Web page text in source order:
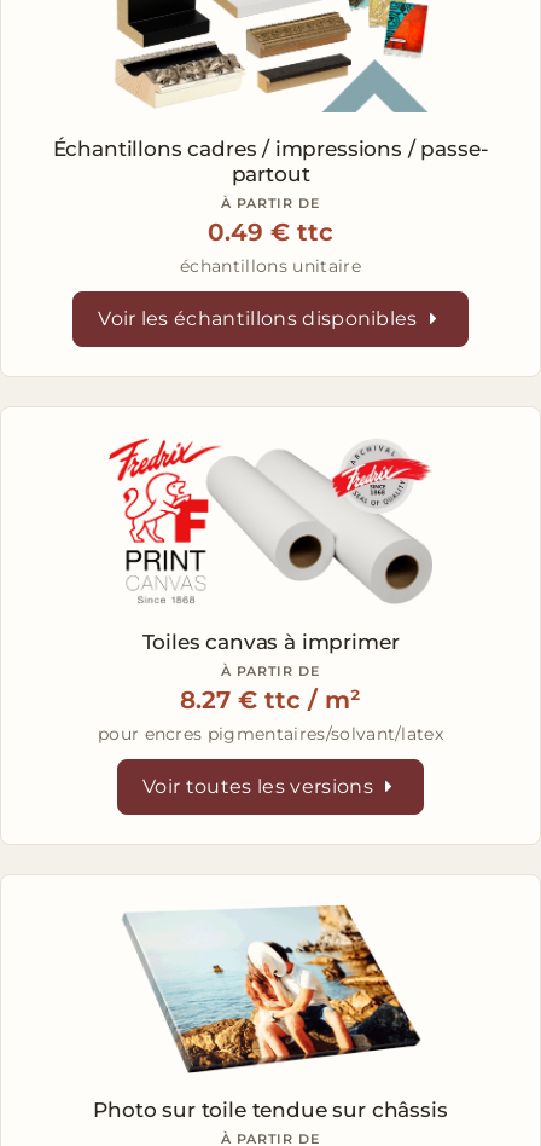
Échantillonscadres / impressions / passe-
partout
À PARTIR DE
0.49 € ttc
échantillons unitaire
Voir les échantillons disponibles
Toiles canvasà imprimer
À PARTIR DE
8.27 € ttc / m²
pour encres pigmentaires/solvant/latex
Voir toutes les versions
Photo sur toile tendue sur châssis
À PARTIR DE